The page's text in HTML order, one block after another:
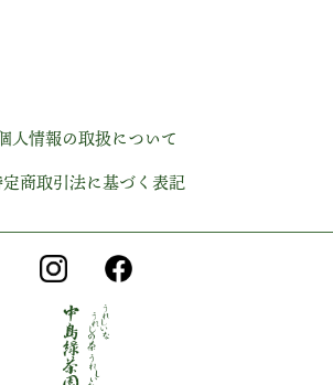
人情報の取扱について
商取引法に基づく表記